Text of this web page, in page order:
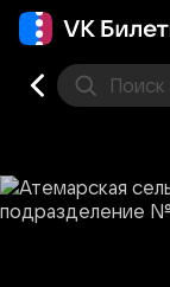
Поиск